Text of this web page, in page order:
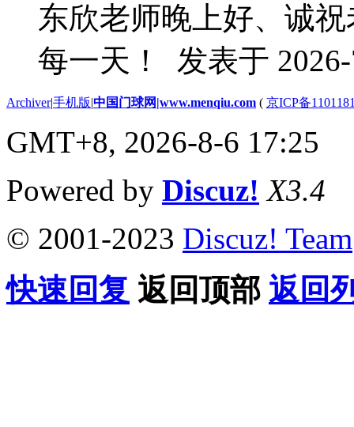
东欣老师晚上好、诚
每一天！ 发表于
Archiver|手机版|中国门球网|www.menqiu.com ( 京ICP备
GMT+8, 2026-8-6 17:25
Powered by Discuz! X3.4
© 2001-2023 Discuz! Team
快速回复 返回顶部 返回